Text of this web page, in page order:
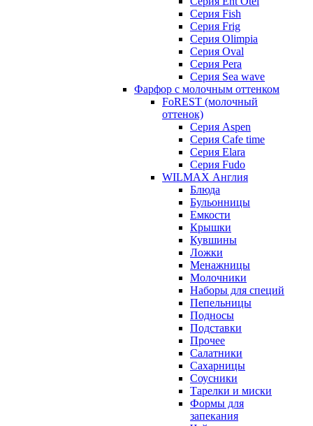
Серия Fish
Серия Frig
Серия Olimpia
Серия Oval
Серия Pera
Серия Sea wave
Фарфор с молочным оттенком
FoREST (молочный
оттенок)
Серия Aspen
Серия Cafe time
Серия Elara
Серия Fudo
WILMAX Англия
Блюда
Бульонницы
Емкости
Крышки
Кувшины
Ложки
Менажницы
Молочники
Наборы для специй
Пепельницы
Подносы
Подставки
Прочее
Салатники
Сахарницы
Соусники
Тарелки и миски
Формы для
запекания